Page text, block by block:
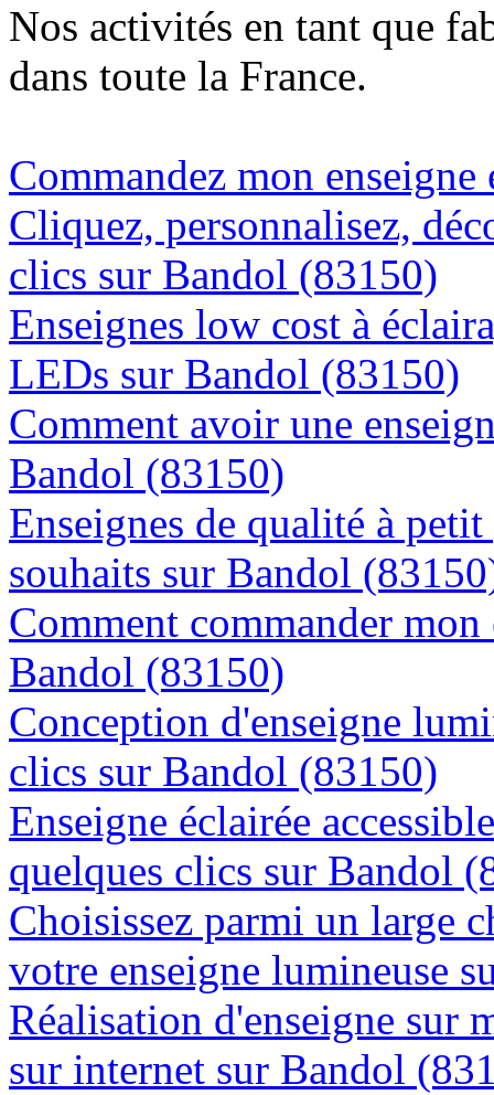
Nos activités en tant que
dans toute la France.
Commandez mon
Cliquez, personnalisez,
clics sur Bandol (83150)
Enseignes low cost à
LEDs sur Bandol (83150)
Comment avoir une
Bandol (83150)
Enseignes de qualité à
souhaits sur Bandol
Comment commander
Bandol (83150)
Conception d'enseigne
clics sur Bandol (83150)
Enseigne éclairée
quelques clics sur Bandol
Choisissez parmi un large
votre enseigne lumineuse
Réalisation d'enseigne sur
sur internet sur Bandol